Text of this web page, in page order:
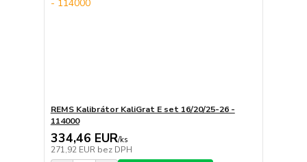
REMS Kalibrátor KaliGrat E set 16/20/25-26 -
114000
334,46 EUR/ks
271,92 EUR bez DPH